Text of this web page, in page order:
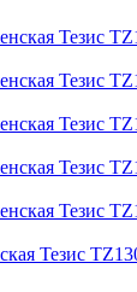
Тезис